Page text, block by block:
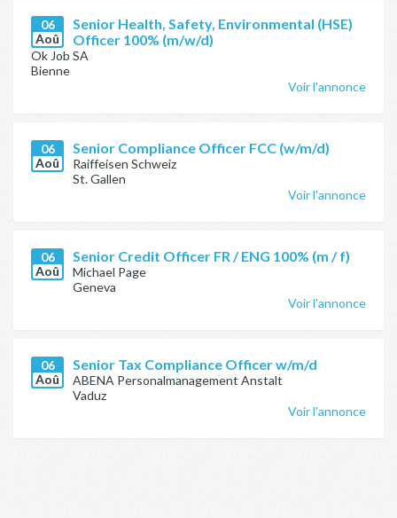
06
Aoû
Senior Health, Safety, Environmental (HSE)
Officer 100% (m/w/d)
Ok Job SA
Bienne
Voir l'annonce
06
Aoû
Senior Compliance Officer FCC (w/m/d)
Raiffeisen Schweiz
St. Gallen
Voir l'annonce
06
Aoû
Senior Credit Officer FR / ENG 100% (m / f)
Michael Page
Geneva
Voir l'annonce
06
Aoû
Senior Tax Compliance Officer w/m/d
ABENA Personalmanagement Anstalt
Vaduz
Voir l'annonce